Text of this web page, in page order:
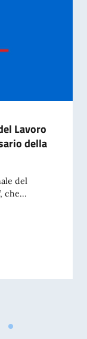
Lavoro
della
del
che...
Lavoro Italiano nel